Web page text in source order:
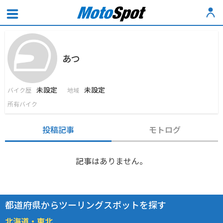
あつ
バイク歴 未設定 地域 未設定
所有バイク
投稿記事 モトログ
記事はありません。
都道府県からツーリングスポットを探す